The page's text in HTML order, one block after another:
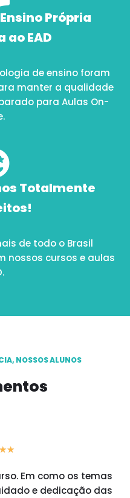
Própria
ao EAD
de ensino foram
manter a qualidade
para Aulas On-
Totalmente
de todo o Brasil
nossos cursos e aulas
NOSSOS ALUNOS
★★
Em como os temas
e dedicação das